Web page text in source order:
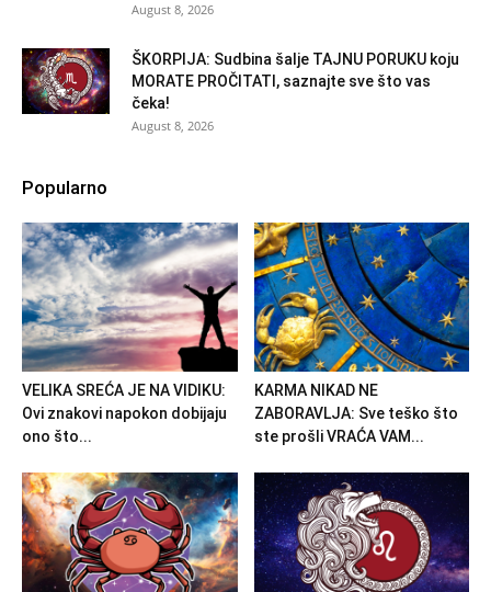
August 8, 2026
ŠKORPIJA: Sudbina šalje TAJNU PORUKU koju
MORATE PROČITATI, saznajte sve što vas
čeka!
August 8, 2026
Popularno
VELIKA SREĆA JE NA VIDIKU:
Ovi znakovi napokon dobijaju
ono što...
KARMA NIKAD NE
ZABORAVLJA: Sve teško što
ste prošli VRAĆA VAM...